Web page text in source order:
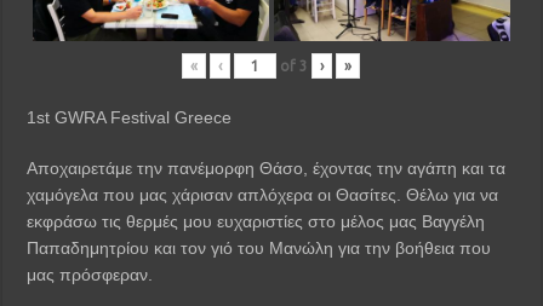
« ‹ of 3 › »
1st GWRA Festival Greece
Αποχαιρετάμε την πανέμορφη Θάσο, έχοντας την αγάπη και τα
χαμόγελα που μας χάρισαν απλόχερα οι Θασίτες. Θέλω για να
εκφράσω τις θερμές μου ευχαριστίες στο μέλος μας Βαγγέλη
Παπαδημητρίου και τον γιό του Μανώλη για την βοήθεια που
μας πρόσφεραν.